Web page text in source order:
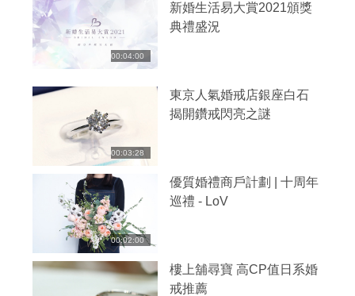
00:04:00
新婚生活易大賞2021頒獎
典禮盛況
00:03:28
東京人氣婚戒店銀座白石
揭開鑽戒閃亮之謎
00:02:00
優質婚禮商戶計劃 | 十周年
巡禮 - LoV
樓上舖尋寶 高CP值日系婚
戒推薦